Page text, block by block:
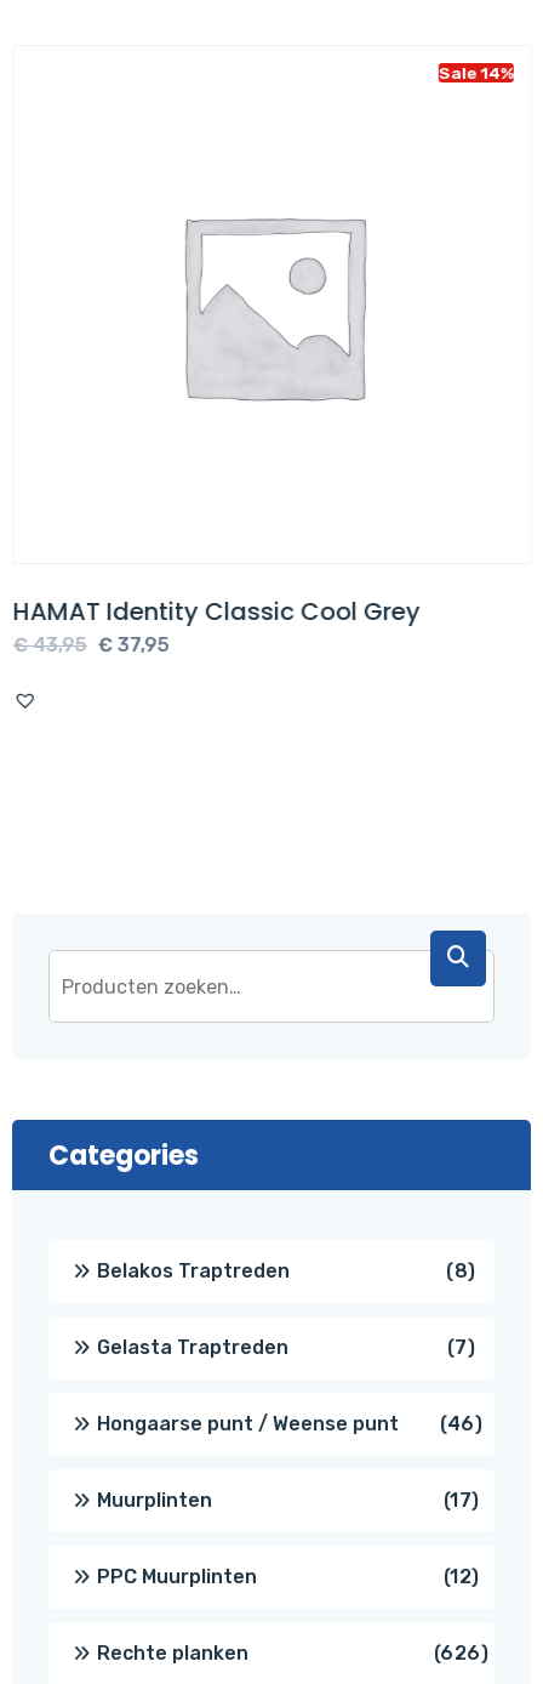
Sale 14%
HAMAT Identity Classic Cool Grey
€43,95 Oorspronkelijke
€37,95Huidige
Categories
Belakos Traptreden 88
Gelasta Traptreden 77
Hongaarse punt / Weense punt 4646
Muurplinten 1717
PPC Muurplinten 1212
Rechte planken 626626